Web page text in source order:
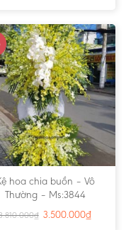
hoa chia buồn – Vô
Thường – Ms:3844
₫ 3.500.000₫